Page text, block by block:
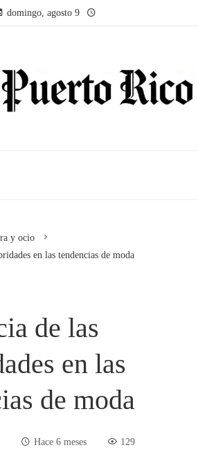
domingo, agosto 9
y ocio
en las tendencias de moda
de las
en las
de moda
Hace 6 meses 129